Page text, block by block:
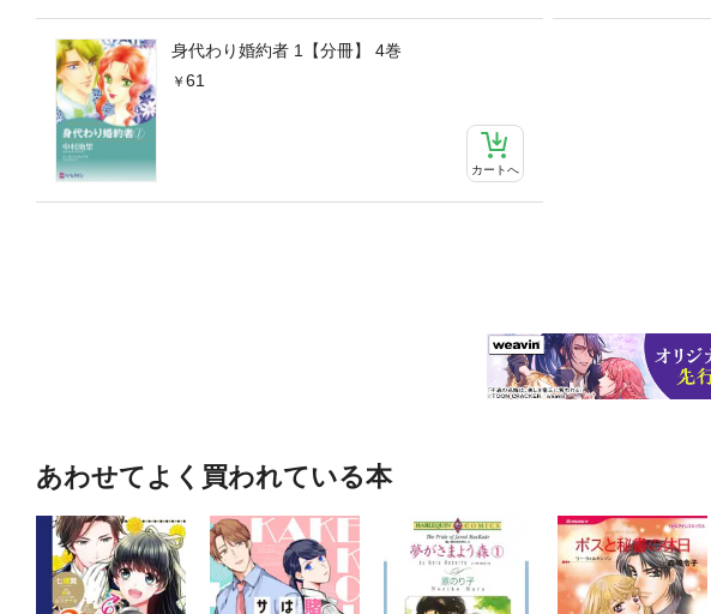
身代わり婚約者 1【分冊】 4巻
61
カートへ
あわせてよく買われている本